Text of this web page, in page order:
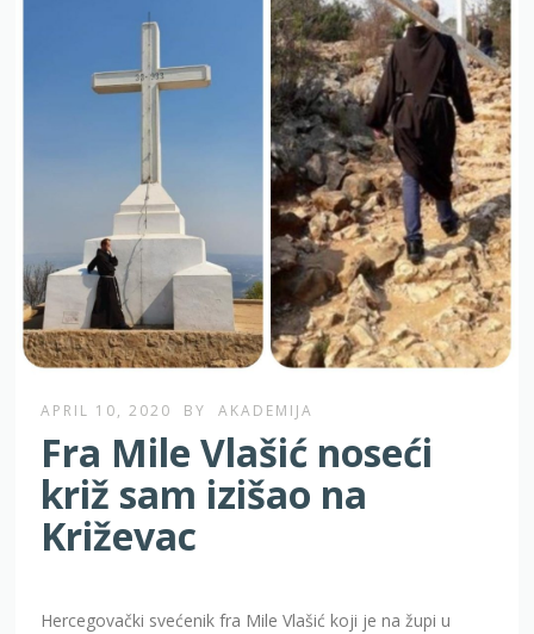
APRIL 10, 2020 BY AKADEMIJA
Fra Mile Vlašić noseći
križ sam izišao na
Križevac
Hercegovački svećenik fra Mile Vlašić koji je na župi u